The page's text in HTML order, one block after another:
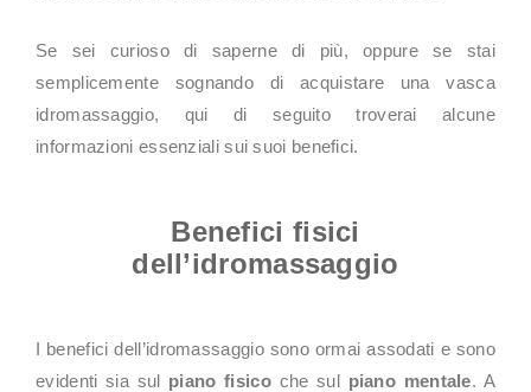
Se sei curioso di saperne di più, oppure se stai
semplicemente sognando di acquistare una vasca
idromassaggio, qui di seguito troverai alcune
informazioni essenziali sui suoi benefici.
Benefici fisici
dell’idromassaggio
I benefici dell’idromassaggio sono ormai assodati e sono
evidenti sia sul piano fisicoche sul piano mentale. A